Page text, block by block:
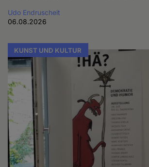
Udo Endruscheit
06.08.2026
KUNST UND KULTUR